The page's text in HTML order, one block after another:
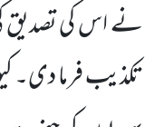
نے اس کی تصدیق
تکذیب فرما دی۔